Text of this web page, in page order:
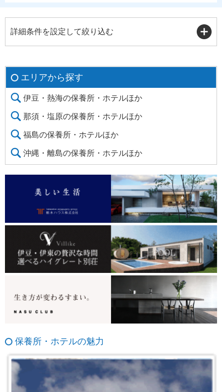
詳細条件を設定して絞り込む
エリアから探す
伊豆・熱海の保養所・ホテルほか
那須・塩原の保養所・ホテルほか
福島の保養所・ホテルほか
沖縄・離島の保養所・ホテルほか
保養所・ホテルの魅力